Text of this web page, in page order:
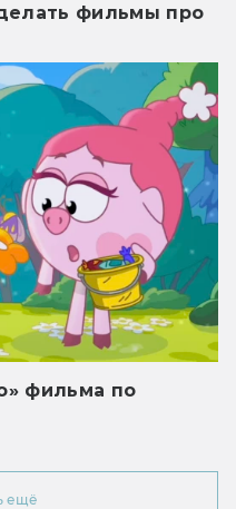
фильмы про
фильма по
ещё